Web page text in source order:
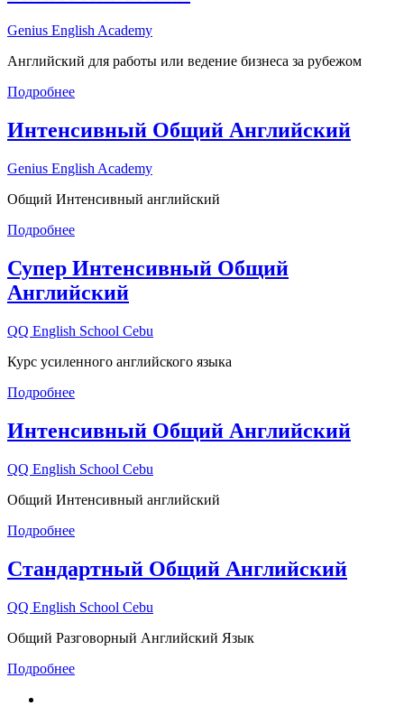
Genius English Academy
Английский для работы или ведение бизнеса за рубежом
Подробнее
Интенсивный Общий Английский
Genius English Academy
Общий Интенсивный английский
Подробнее
Супер Интенсивный Общий
Английский
QQ English School Cebu
Курс усиленного английского языка
Подробнее
Интенсивный Общий Английский
QQ English School Cebu
Общий Интенсивный английский
Подробнее
Стандартный Общий Английский
QQ English School Cebu
Общий Разговорный Английский Язык
Подробнее